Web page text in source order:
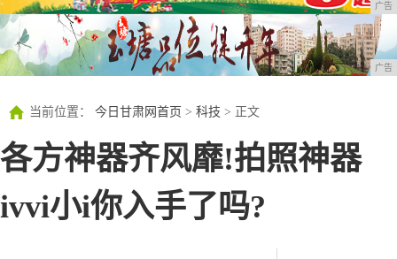
广告
广告
当前位置： 今日甘肃网首页 > 科技 > 正文
各方神器齐风靡!拍照神器
ivvi小i你入手了吗?